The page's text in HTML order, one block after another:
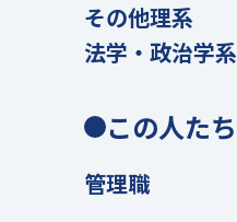
その他理系
法学・政治学系
この人た
管理職